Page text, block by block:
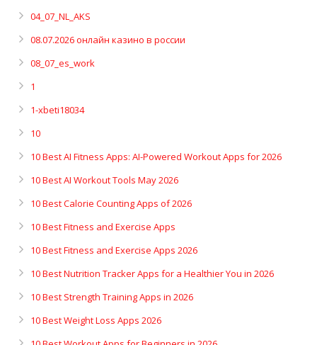
04_07_NL_AKS
08.07.2026 онлайн казино в россии
08_07_es_work
1
1-xbeti18034
10
10 Best AI Fitness Apps: AI-Powered Workout Apps for 2026
10 Best AI Workout Tools May 2026
10 Best Calorie Counting Apps of 2026
10 Best Fitness and Exercise Apps
10 Best Fitness and Exercise Apps 2026
10 Best Nutrition Tracker Apps for a Healthier You in 2026
10 Best Strength Training Apps in 2026
10 Best Weight Loss Apps 2026